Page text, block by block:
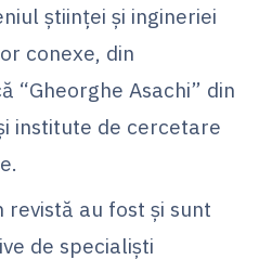
ştiinţei şi ingineriei
conexe, din
“Gheorghe Asachi” din
institute de cercetare
au fost şi sunt
de specialişti